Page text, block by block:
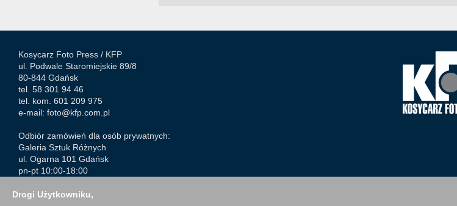
Drogi Użytkowniku,
Kosycarz Foto Press / KFP
ul. Podwale Staromiejskie 89/8
80-844 Gdańsk
tel. 58 301 94 46
tel. kom. 601 209 975
e-mail: foto@kfp.com.pl
Odbiór zamówień dla osób prywatnych:
Galeria Sztuk Różnych
ul. Ogarna 101 Gdańsk
pn-pt 10:00-18:00